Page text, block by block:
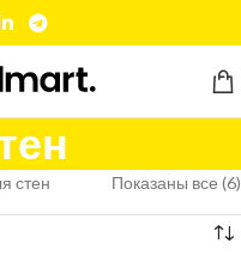
стен Показаны все (6)